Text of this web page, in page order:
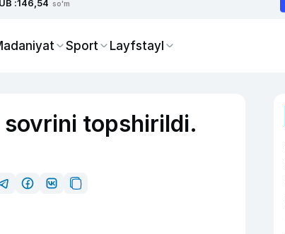
:146,54 so'm
Sport Layfstayl
sovrini topshirildi.